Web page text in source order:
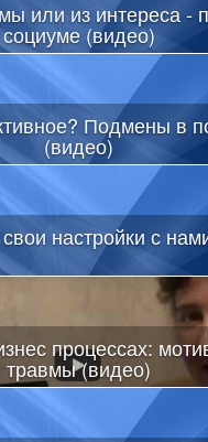
или из интереса -
социуме (видео)
Подмены в
(видео)
настройки с
процессах:
травмы (видео)